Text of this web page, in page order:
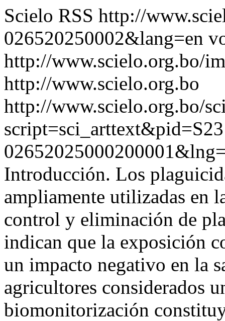
Scielo RSS http://
026520250002&lang=en
http://www.scielo.org.bo/
http://www.scielo.org.bo
http://www.scielo.org.bo/
Introducción. Los
ampliamente utilizadas en
control y eliminación de
indican que la exposición
un impacto negativo en la
agricultores considerados
biomonitorización